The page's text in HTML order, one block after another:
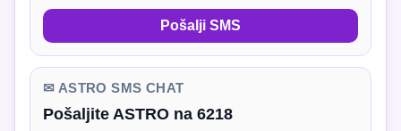
Pošalji SMS
✉ ASTRO SMS CHAT
Pošaljite ASTRO na 6218